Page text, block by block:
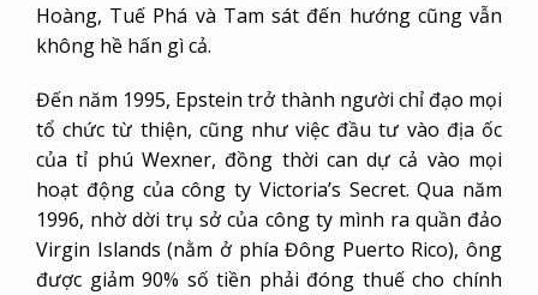
Hoàng, Tuế Phá và Tam sát đến hướng cũng vẫn
không hề hấn gì cả.
Đến năm 1995, Epstein trở thành người chỉ đạo mọi
tổ chức từ thiện, cũng như việc đầu tư vào địa ốc
của tỉ phú Wexner, đồng thời can dự cả vào mọi
hoạt động của công ty Victoria’s Secret. Qua năm
1996, nhờ dời trụ sở của công ty mình ra quần đảo
Virgin Islands (nằm ở phía Đông Puerto Rico), ông
được giảm 90% số tiền phải đóng thuế cho chính